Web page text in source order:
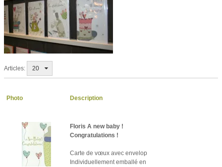
Articles: 20
Photo Description
Floris A new baby !
Congratulations !
Carte de vœux avec envelop
Individuellement emballé en